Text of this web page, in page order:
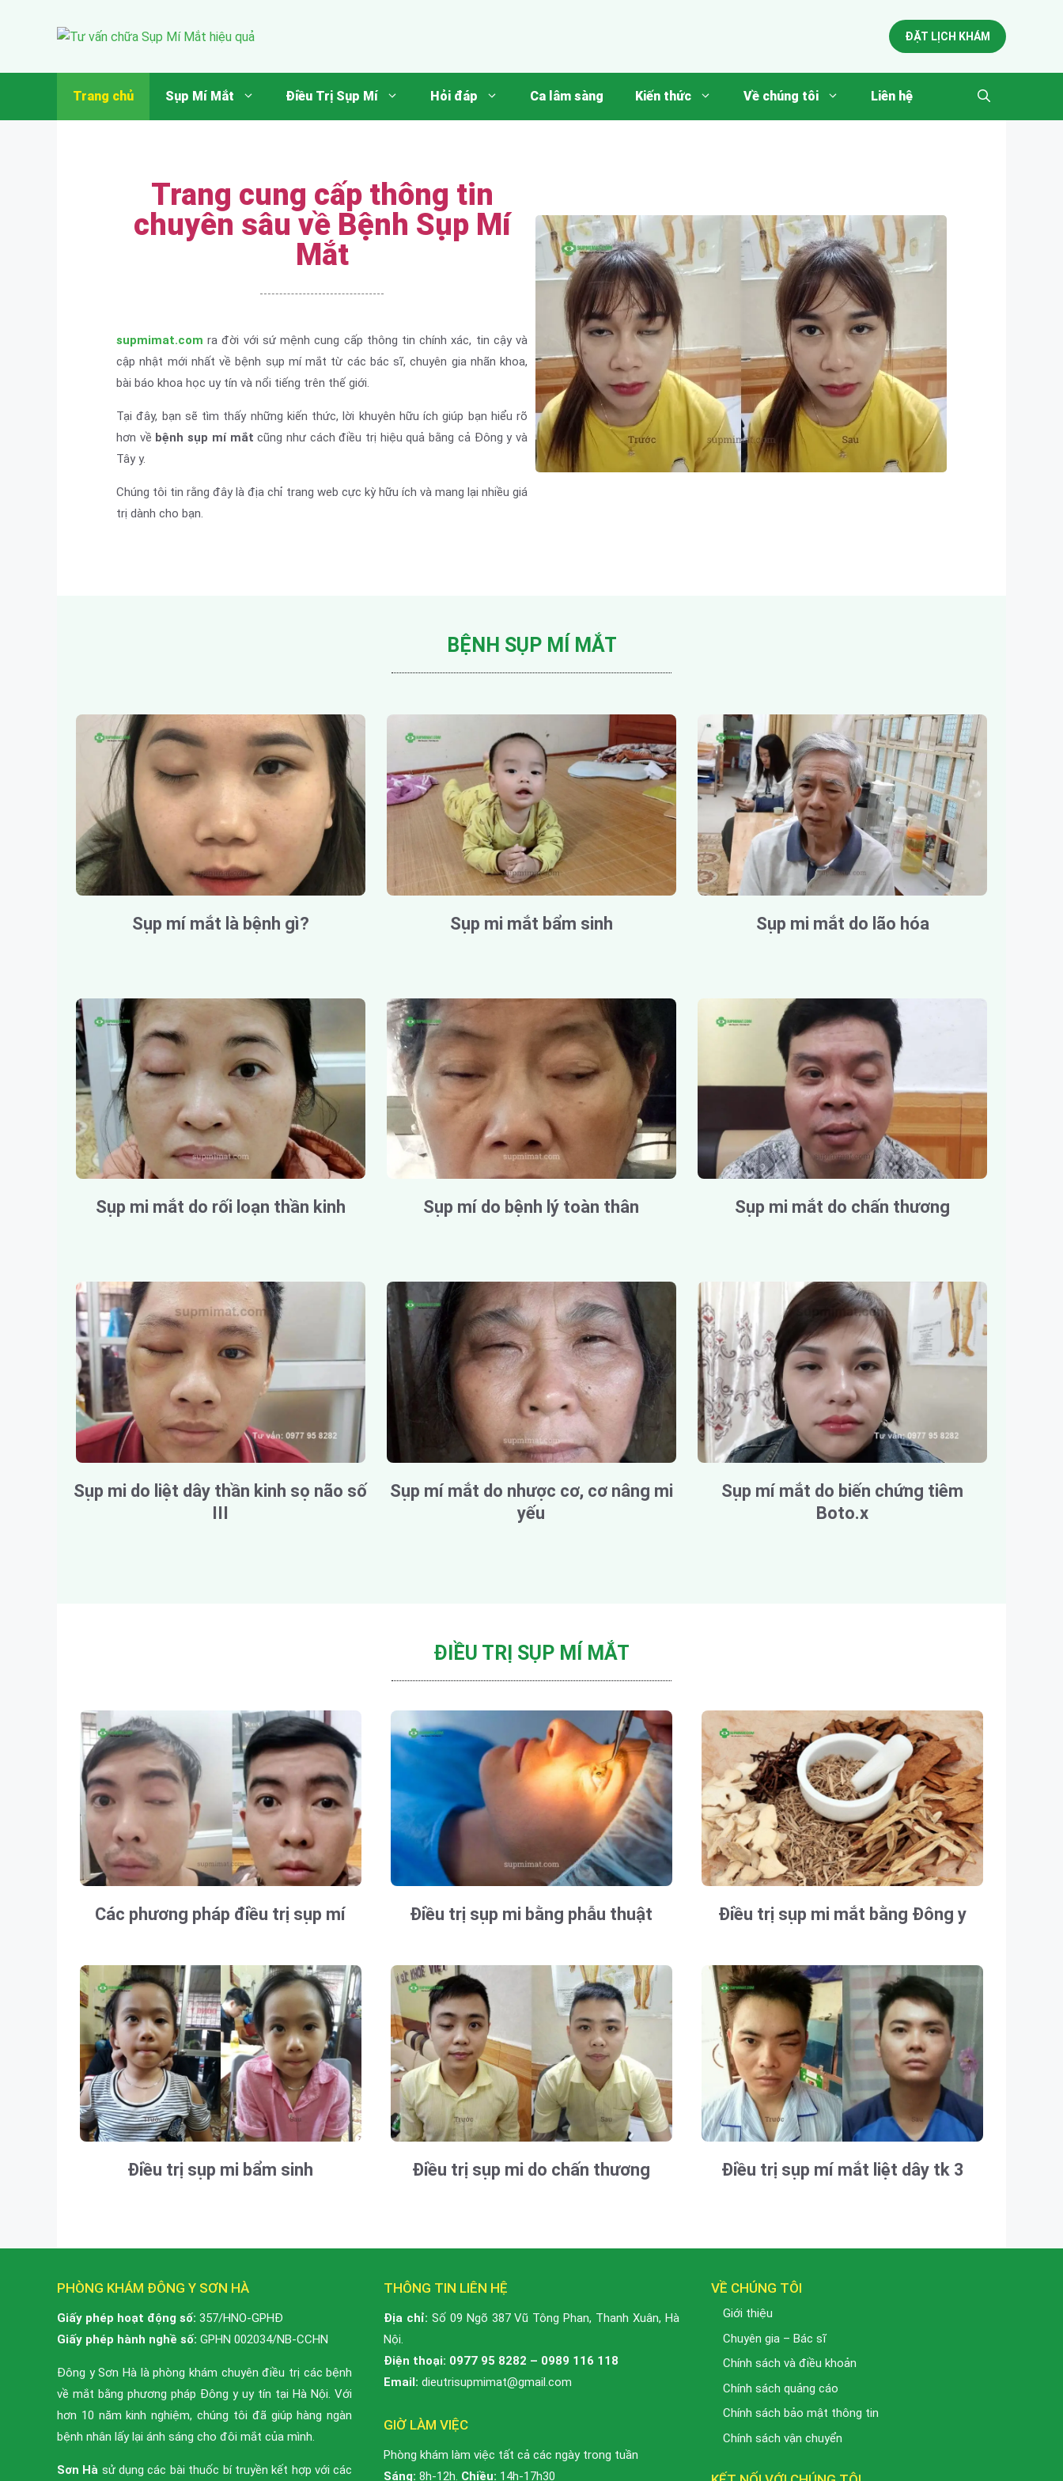
ĐẶT LỊCH KHÁM
Trang chủ Sụp Mí Mắt Điều Trị Sụp Mí Hỏi đáp Ca lâm sàng Kiến thức Về chúng tôi Liên hệ
Trang cung cấp thông tin
chuyên sâu về Bệnh Sụp Mí
Mắt
supmimat.comra đời với sứ mệnh cung cấp thông tin chính xác, tin cậy và
cập nhật mới nhất về bệnh sụp mí mắt từ các bác sĩ, chuyên gia nhãn khoa,
bài báo khoa học uy tín và nổi tiếng trên thế giới.
Tại đây, bạn sẽ tìm thấy những kiến thức, lời khuyên hữu ích giúp bạn hiểu rõ
hơn về bệnh sụp mí mắtcũng như cách điều trị hiệu quả bằng cả Đông y và
Tây y.
Chúng tôi tin rằng đây là địa chỉ trang web cực kỳ hữu ích và mang lại nhiều giá
trị dành cho bạn.
BỆNH SỤP MÍ MẮT
Sụp mí mắt là bệnh gì? Sụp mi mắt bẩm sinh Sụp mi mắt do lão hóa
Sụp mi mắt do rối loạn thần kinh Sụp mí do bệnh lý toàn thân Sụp mi mắt do chấn thương
Sụp mi do liệt dây thần kinh sọ não số
III
Sụp mí mắt do nhược cơ, cơ nâng mi
yếu
Sụp mí mắt do biến chứng tiêm
Boto.x
ĐIỀU TRỊ SỤP MÍ MẮT
Các phương pháp điều trị sụp mí Điều trị sụp mi bằng phẫu thuật Điều trị sụp mi mắt bằng Đông y
Điều trị sụp mi bẩm sinh Điều trị sụp mi do chấn thương Điều trị sụp mí mắt liệt dây tk 3
PHÒNG KHÁM ĐÔNG Y SƠN HÀ
Giấy phép hoạt động số: 357/HNO-GPHĐ
Giấy phép hành nghề số: GPHN 002034/NB-CCHN
Đông y Sơn Hà là phòng khám chuyên điều trị các bệnh
về mắt bằng phương pháp Đông y uy tín tại Hà Nội. Với
hơn 10 năm kinh nghiệm, chúng tôi đã giúp hàng ngàn
bệnh nhân lấy lại ánh sáng cho đôi mắt của mình.
Sơn Hà sử dụng các bài thuốc bí truyền kết hợp với các
THÔNG TIN LIÊN HỆ
Địa chỉ: Số 09 Ngõ 387 Vũ Tông Phan, Thanh Xuân, Hà
Nội.
Điện thoại: 0977 95 8282 – 0989 116 118
Email: dieutrisupmimat@gmail.com
GIỜ LÀM VIỆC
Phòng khám làm việc tất cả các ngày trong tuần
Sáng: 8h-12h. Chiều: 14h-17h30
VỀ CHÚNG TÔI
Giới thiệu
Chuyên gia – Bác sĩ
Chính sách và điều khoản
Chính sách quảng cáo
Chính sách bảo mật thông tin
Chính sách vận chuyển